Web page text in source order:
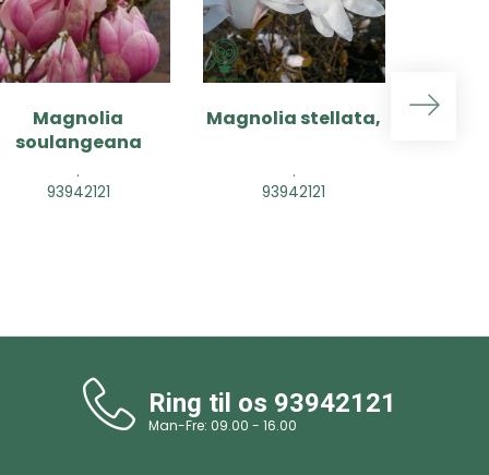
Magnolia
soulangeana
.
93942121
Magnolia stellata,
.
93942121
Ring til os 93942121
Man-Fre: 09.00 - 16.00